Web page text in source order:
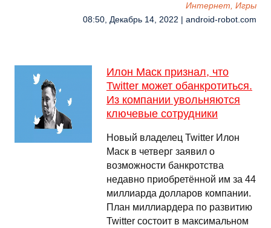
Интернет, Игры
08:50, Декабрь 14, 2022 | android-robot.com
Илон Маск признал, что
Twitter может обанкротиться.
Из компании увольняются
ключевые сотрудники
Новый владелец Twitter Илон
Маск в четверг заявил о
возможности банкротства
недавно приобретённой им за 44
миллиарда долларов компании.
План миллиардера по развитию
Twitter состоит в максимальном